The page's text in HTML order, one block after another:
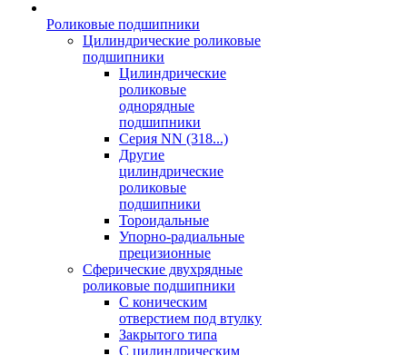
Роликовые подшипники
Цилиндрические роликовые
подшипники
Цилиндрические
роликовые
однорядные
подшипники
Серия NN (318...)
Другие
цилиндрические
роликовые
подшипники
Тороидальные
Упорно-радиальные
прецизионные
Сферические двухрядные
роликовые подшипники
С коническим
отверстием под втулку
Закрытого типа
С цилиндрическим